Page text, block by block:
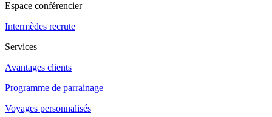
Espace conférencier
Intermèdes recrute
Services
Avantages clients
Programme de parrainage
Voyages personnalisés